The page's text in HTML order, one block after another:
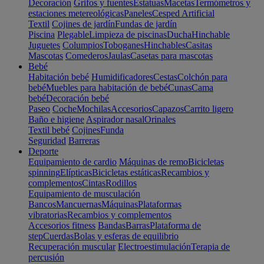
Decoración Grifos y fuentesEstatuasMacetasTermómetros y
estaciones metereológicasPanelesCesped Artificial
Textil Cojines de jardínFundas de jardín
Piscina PlegableLimpieza de piscinasDuchaHinchable
Juguetes ColumpiosToboganesHinchablesCasitas
Mascotas ComederosJaulasCasetas para mascotas
Bebé
Habitación bebé HumidificadoresCestasColchón para
bebéMuebles para habitación de bebéCunasCama
bebéDecoración bebé
Paseo CocheMochilasAccesoriosCapazosCarrito ligero
Baño e higiene Aspirador nasalOrinales
Textil bebé CojinesFunda
Seguridad Barreras
Deporte
Equipamiento de cardio Máquinas de remoBicicletas
spinningElípticasBicicletas estáticasRecambios y
complementosCintasRodillos
Equipamiento de musculación
BancosMancuernasMáquinasPlataformas
vibratoriasRecambios y complementos
Accesorios fitness BandasBarrasPlataforma de
stepCuerdasBolas y esferas de equilibrio
Recuperación muscular ElectroestimulaciónTerapia de
percusión